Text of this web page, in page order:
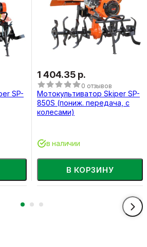
SP-
1 404.35 р.
0 отзывов
Мотокультиватор Skiper SP-
850S (пониж. передача, с
колесами)
В КОРЗИНУ
в наличии